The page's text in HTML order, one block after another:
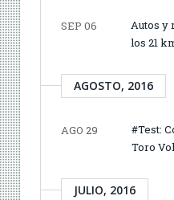
SEP 06
Autos y
los 21
AGOSTO, 2016
AGO 29
#Test:
Toro
JULIO, 2016